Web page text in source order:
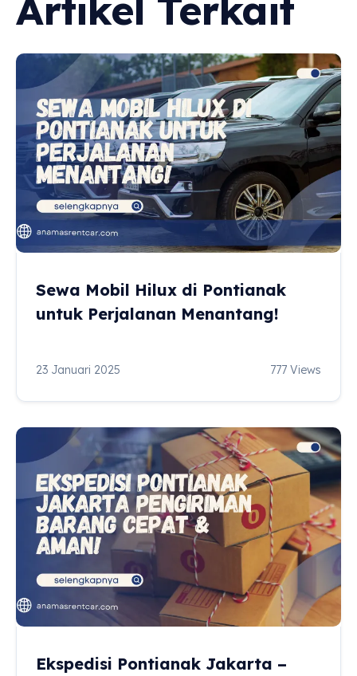
Sewa Mobil Hilux di Pontianak
untuk Perjalanan Menantang!
23 Januari 2025 777 Views
Ekspedisi Pontianak Jakarta –